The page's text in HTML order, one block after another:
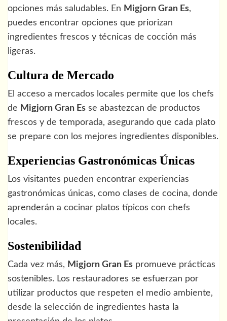
opciones más saludables. En Migjorn Gran Es,
puedes encontrar opciones que priorizan
ingredientes frescos y técnicas de cocción más
ligeras.
Cultura de Mercado
El acceso a mercados locales permite que los chefs
de Migjorn Gran Es se abastezcan de productos
frescos y de temporada, asegurando que cada plato
se prepare con los mejores ingredientes disponibles.
Experiencias Gastronómicas Únicas
Los visitantes pueden encontrar experiencias
gastronómicas únicas, como clases de cocina, donde
aprenderán a cocinar platos típicos con chefs
locales.
Sostenibilidad
Cada vez más, Migjorn Gran Es promueve prácticas
sostenibles. Los restauradores se esfuerzan por
utilizar productos que respeten el medio ambiente,
desde la selección de ingredientes hasta la